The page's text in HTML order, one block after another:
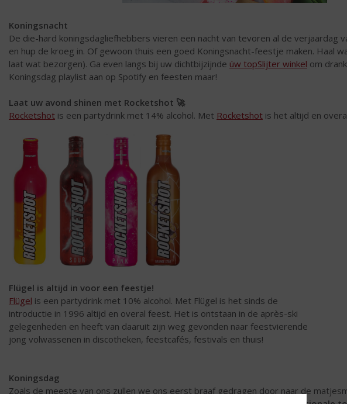
Koningsnacht
De die-hard koningsdagliefhebbers vieren een nacht van tevoren al de verjaardag
en hup de kroeg in. Of gewoon thuis een goed Koningsnacht-feestje maken. Haal
laat wat bezorgen). Ga even langs bij uw dichtbijzijnde úw topSlijter winkel om
Koningsdag playlist aan op Spotify en feesten maar!
Laat uw avond shinen met Rocketshot 🚀
Rocketshot is een partydrink met 14% alcohol. Met Rocketshot is het altijd en
Flügel is altijd in voor een feestje!
Flügel is een partydrink met 10% alcohol. Met Flügel is het sinds de
introductie in 1996 altijd en overal feest. Het is ontstaan in de après-ski
gelegenheden en heeft van daaruit zijn weg gevonden naar feestvierende
jong volwassenen in discotheken, feestcafés, festivals en thuis!
Koningsdag
Zoals de meeste van ons zullen we ons eerst braaf gedragen door naar de